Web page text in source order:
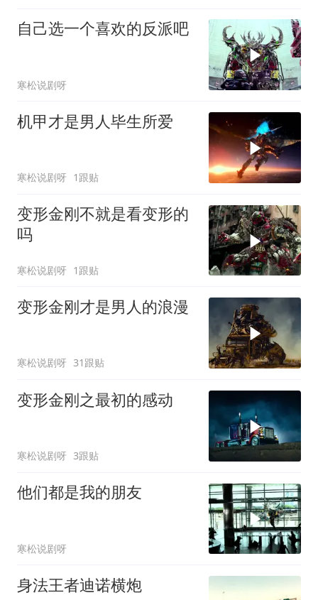
自己选一个喜欢的反派吧
寒松说剧呀
机甲才是男人毕生所爱
寒松说剧呀 1跟贴
变形金刚不就是看变形的
吗
寒松说剧呀 1跟贴
变形金刚才是男人的浪漫
寒松说剧呀 31跟贴
变形金刚之最初的感动
寒松说剧呀 3跟贴
他们都是我的朋友
寒松说剧呀
身法王者迪诺横炮